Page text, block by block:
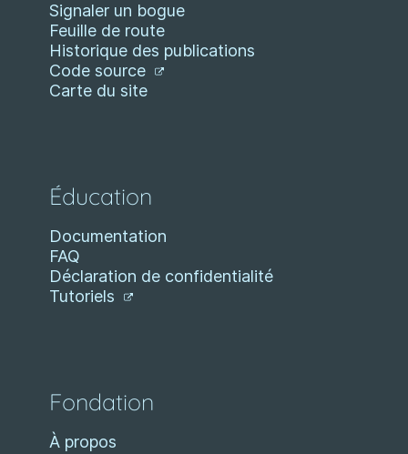
Signaler un bogue
Feuille de route
Historique des publications
Code source
Carte du site
Éducation
Documentation
FAQ
Déclaration de confidentialité
Tutoriels
Fondation
À propos